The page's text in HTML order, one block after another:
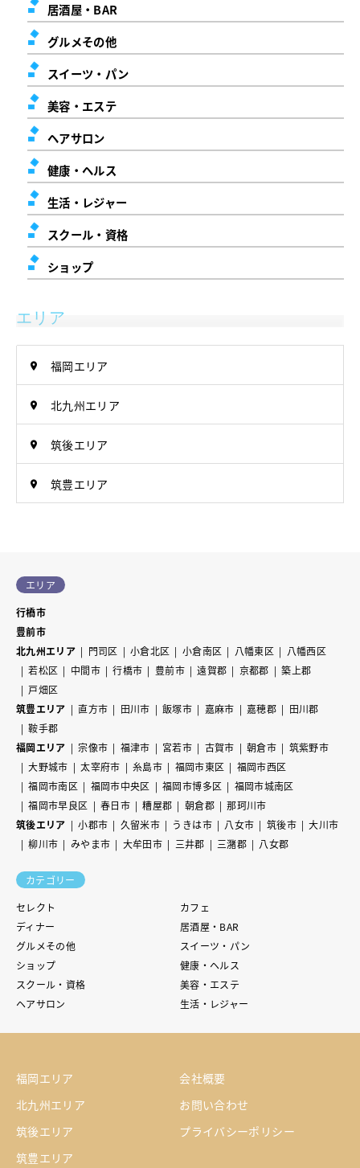
居酒屋・BAR
グルメその他
スイーツ・パン
美容・エステ
ヘアサロン
健康・ヘルス
生活・レジャー
スクール・資格
ショップ
エリア
福岡エリア
北九州エリア
筑後エリア
筑豊エリア
エリア
行橋市
豊前市
北九州エリア
門司区 小倉北区 小倉南区 八幡東区
八幡西区
若松区
中間市 行橋市 豊前市 遠賀郡 京都郡
築上郡
戸畑区
筑豊エリア
直方市 田川市 飯塚市 嘉麻市 嘉穂郡
田川郡
鞍手郡
福岡エリア
宗像市 福津市 宮若市 古賀市 朝倉市
筑紫野市
大野城市
太宰府市 糸島市 福岡市東区
福岡市西区
福岡市南区
福岡市中央区 福岡市博多区
福岡市城南区
福岡市早良区
春日市 糟屋郡 朝倉郡
那珂川市
筑後エリア
小郡市 久留米市 うきは市 八女市 筑後市
大川市
柳川市
みやま市 大牟田市 三井郡 三潴郡 八女郡
カテゴリー
セレクト
カフェ
ディナー
居酒屋・BAR
グルメその他
スイーツ・パン
ショップ
健康・ヘルス
スクール・資格
美容・エステ
ヘアサロン
生活・レジャー
福岡エリア
北九州エリア
筑後エリア
筑豊エリア
会社概要
お問い合わせ
プライバシーポリシー